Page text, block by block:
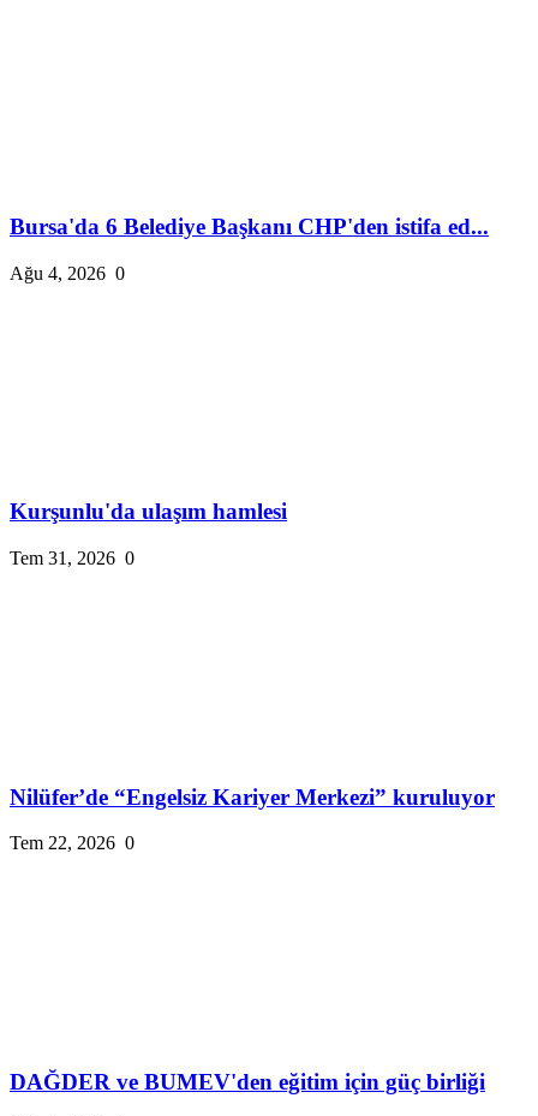
Bursa'da 6 Belediye Başkanı CHP'den istifa ed...
Ağu 4, 2026 0
Kurşunlu'da ulaşım hamlesi
Tem 31, 2026 0
Nilüfer’de “Engelsiz Kariyer Merkezi” kuruluyor
Tem 22, 2026 0
DAĞDER ve BUMEV'den eğitim için güç birliği